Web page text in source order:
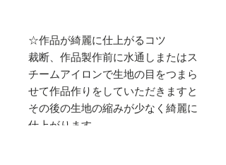
☆作品が綺麗に仕上がるコツ
裁断、作品製作前に水通しまたはス
チームアイロンで生地の目をつまら
せて作品作りをしていただきますと
その後の生地の縮みが少なく綺麗に
仕上がります。